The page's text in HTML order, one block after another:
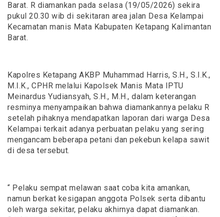
Barat. R diamankan pada selasa (19/05/2026) sekira
pukul 20.30 wib di sekitaran area jalan Desa Kelampai
Kecamatan manis Mata Kabupaten Ketapang Kalimantan
Barat.
Kapolres Ketapang AKBP Muhammad Harris, S.H., S.I.K.,
M.I.K., CPHR melalui Kapolsek Manis Mata IPTU
Meinardus Yudiansyah, S.H., M.H., dalam keterangan
resminya menyampaikan bahwa diamankannya pelaku R
setelah pihaknya mendapatkan laporan dari warga Desa
Kelampai terkait adanya perbuatan pelaku yang sering
mengancam beberapa petani dan pekebun kelapa sawit
di desa tersebut.
“ Pelaku sempat melawan saat coba kita amankan,
namun berkat kesigapan anggota Polsek serta dibantu
oleh warga sekitar, pelaku akhirnya dapat diamankan.